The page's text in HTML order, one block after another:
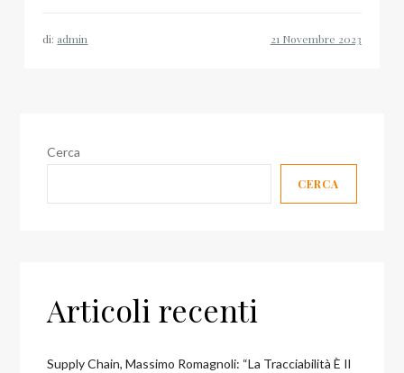
di: admin
Cerca
CERCA
Articoli recenti
Supply Chain, Massimo Romagnoli: “La Tracciabilità È Il